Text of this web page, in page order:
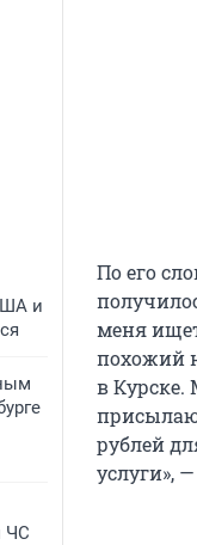
и
ЧС
По его
меня
похожий
в
рублей
услуги»,